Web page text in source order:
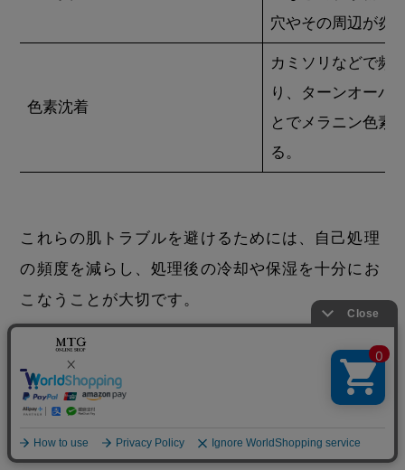
穴やその周辺が炎
色素沈着
カミソリなどで頻
り、ターンオーバ
とでメラニン色素
る。
これらの肌トラブルを避けるためには、自己処理
の頻度を減らし、処理後の冷却や保湿を十分にお
こなうことが大切です。
関連記事：
カミソリ負けの原因と対処法を解説｜
カミソリ負けを防止するポイントまで理解して肌
トラブルを回避